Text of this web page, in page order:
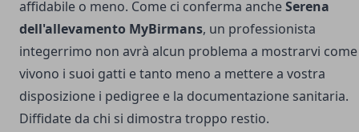
affidabile o meno. Come ci conferma ancheSerena
dell'allevamento MyBirmans, un professionista
integerrimo non avrà alcun problema a mostrarvi come
vivono i suoi gatti e tanto meno a mettere a vostra
disposizione i pedigree e la documentazione sanitaria.
Diffidate da chi si dimostra troppo restio.